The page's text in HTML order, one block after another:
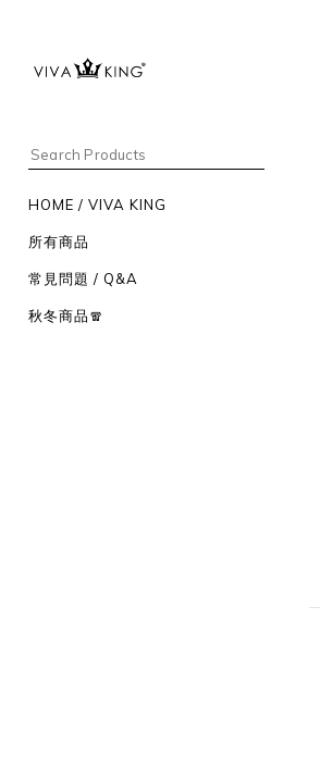
HOME / VIVA KING
所有商品
常見問題 / Q&A
秋冬商品🧣